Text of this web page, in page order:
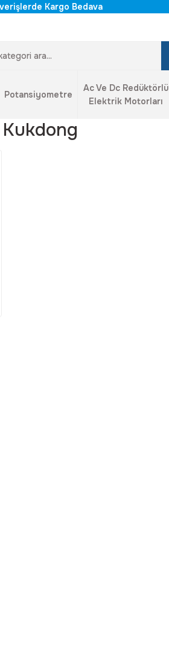
Kargo Bedava
Potansiyometre
Ac Ve Dc Redüktörlü
Elektrik Motorları